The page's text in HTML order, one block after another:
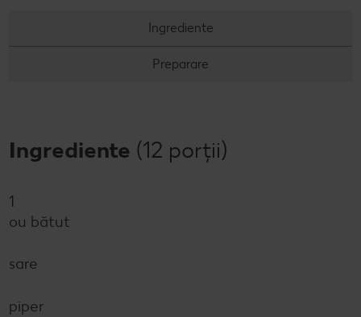
Revista Kaufland - Acum și pe WhatsApp!
Ingrediente
Preparare
Ingrediente (12 porții)
1
ou bătut
sare
piper